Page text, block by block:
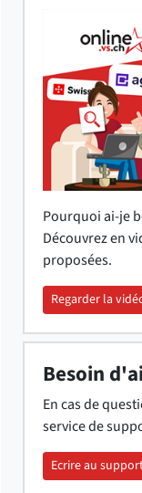
Pourquoi ai-je
Découvrez en
proposées.
Regarder la
Besoin
En cas de
service de
Ecrire au